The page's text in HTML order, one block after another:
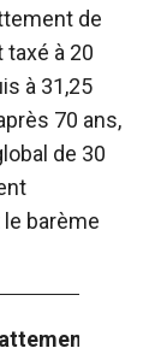
de
taxé à 20
à 31,25
70 ans,
de 30
barème